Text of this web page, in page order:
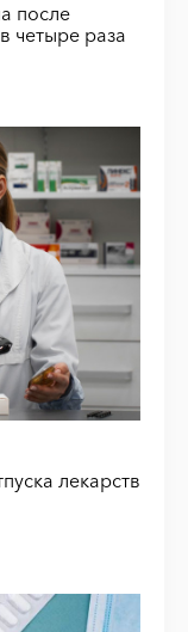
после
четыре раза
лекарств